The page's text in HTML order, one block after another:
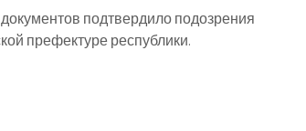
подтвердило подозрения
префектуре республики.